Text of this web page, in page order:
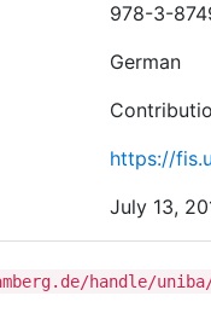
978-3-
German
https://
July 13,
handle/uniba/